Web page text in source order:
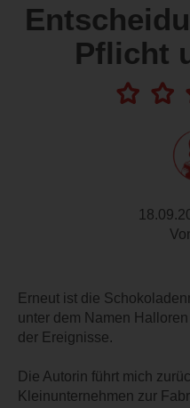
Pflicht
Erneut ist die
unter dem Namen
der Ereignisse.
Die Autorin führt mich
Kleinunternehmen zur